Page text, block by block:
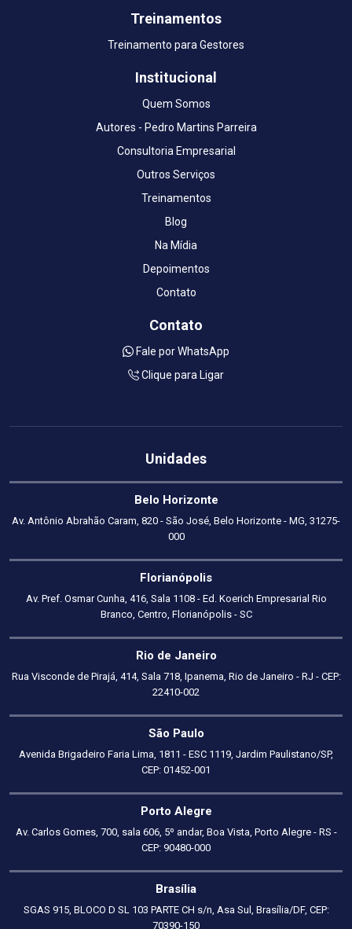
Treinamentos
Treinamento para Gestores
Institucional
Quem Somos
Autores - Pedro Martins Parreira
Consultoria Empresarial
Outros Serviços
Treinamentos
Blog
Na Mídia
Depoimentos
Contato
Contato
Fale por WhatsApp
Clique para Ligar
Unidades
Belo Horizonte
Av. Antônio Abrahão Caram, 820 - São José, Belo Horizonte - MG, 31275-
000
Florianópolis
Av. Pref. Osmar Cunha, 416, Sala 1108 - Ed. Koerich Empresarial Rio
Branco, Centro, Florianópolis - SC
Rio de Janeiro
Rua Visconde de Pirajá, 414, Sala 718, Ipanema, Rio de Janeiro - RJ - CEP:
22410-002
São Paulo
Avenida Brigadeiro Faria Lima, 1811 - ESC 1119, Jardim Paulistano/SP,
CEP: 01452-001
Porto Alegre
Av. Carlos Gomes, 700, sala 606, 5º andar, Boa Vista, Porto Alegre - RS -
CEP: 90480-000
Brasília
SGAS 915, BLOCO D SL 103 PARTE CH s/n, Asa Sul, Brasília/DF, CEP:
70390-150